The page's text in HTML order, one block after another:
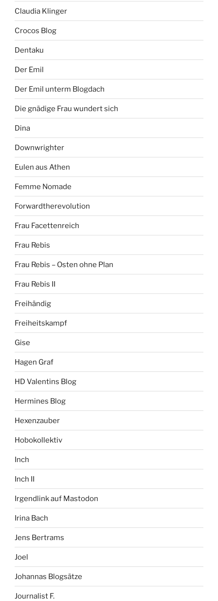
Claudia Klinger
Crocos Blog
Dentaku
Der Emil
Der Emil unterm Blogdach
Die gnädige Frau wundert sich
Dina
Downwrighter
Eulen aus Athen
Femme Nomade
Forwardtherevolution
Frau Facettenreich
Frau Rebis
Frau Rebis – Osten ohne Plan
Frau Rebis II
Freihändig
Freiheitskampf
Gise
Hagen Graf
HD Valentins Blog
Hermines Blog
Hexenzauber
Hobokollektiv
Inch
Inch II
Irgendlink auf Mastodon
Irina Bach
Jens Bertrams
Joel
Johannas Blogsätze
Journalist F.